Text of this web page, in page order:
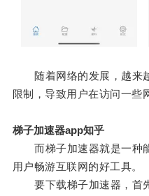
随着网络的发展，越来
限制，导致用户在访问一些
梯子加速器app知乎
而梯子加速器就是一种
用户畅游互联网的好工具。
要下载梯子加速器，首